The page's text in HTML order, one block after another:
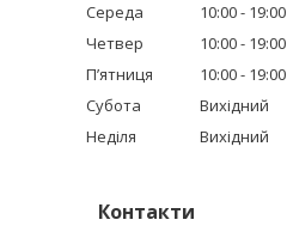
Середа
10:00
19:00
Четвер
10:00
19:00
Пʼятниця
10:00
19:00
Субота
Вихідний
Неділя
Вихідний
Контакти